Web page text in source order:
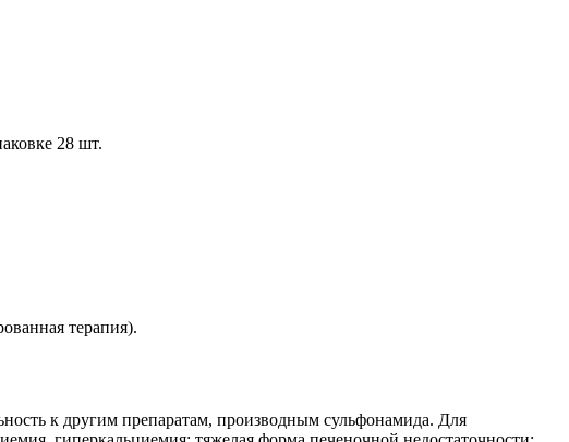
28 шт.
терапия).
к другим препаратам, производным сульфонамида. Для